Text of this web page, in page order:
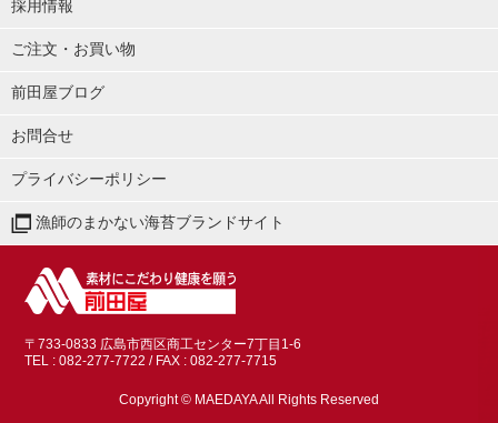
採用情報
ご注文・お買い物
前田屋ブログ
お問合せ
プライバシーポリシー
漁師のまかない海苔ブランドサイト
〒733-0833 広島市西区商工センター7丁目1-6
TEL : 082-277-7722 / FAX : 082-277-7715
Copyright © MAEDAYA All Rights Reserved